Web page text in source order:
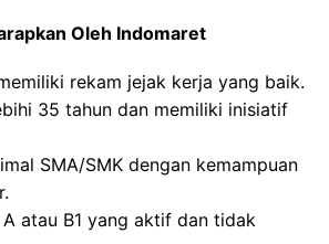
Oleh Indomaret
rekam jejak kerja yang baik.
35 tahun dan memiliki inisiatif
SMA/SMK dengan kemampuan
A atau B1 yang aktif dan tidak